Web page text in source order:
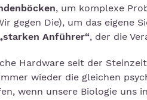
, um komplexe
gegen Die), um das eigene
Anführer“, der die
Hardware seit der
wieder die gleichen
wenn unsere Biologie uns